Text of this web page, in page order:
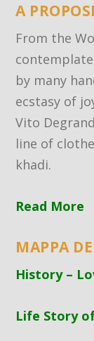
A
From the
by many
ecstasy of
Vito
line of
khadi.
Read More
MAPPA
History –
Life Story